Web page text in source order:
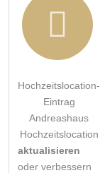
Hochzeitslocation-
Eintrag
Andreashaus
Hochzeitslocation
aktualisieren
oder verbessern